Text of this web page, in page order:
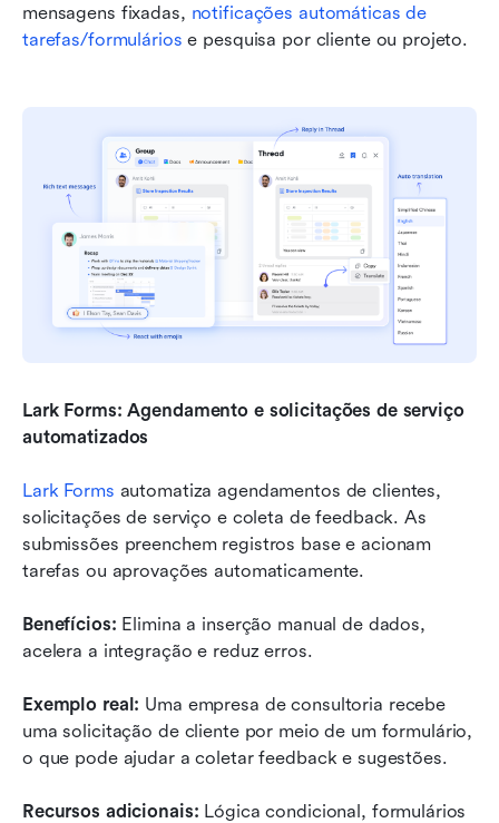
mensagens fixadas, notificações automáticas de
tarefas/formulários e pesquisa por cliente ou projeto.
Lark Forms: Agendamento e solicitações de serviço
automatizados
Lark Forms automatiza agendamentos de clientes,
solicitações de serviço e coleta de feedback. As
submissões preenchem registros base e acionam
tarefas ou aprovações automaticamente.
Benefícios: Elimina a inserção manual de dados,
acelera a integração e reduz erros.
Exemplo real: Uma empresa de consultoria recebe
uma solicitação de cliente por meio de um formulário,
o que pode ajudar a coletar feedback e sugestões.
Recursos adicionais: Lógica condicional, formulários